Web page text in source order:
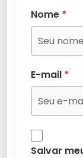
Nome *
E-mail *
Salvar